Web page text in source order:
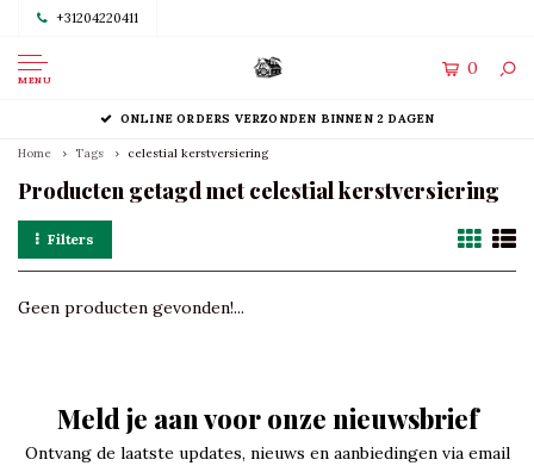
+31204220411
MENU
0
ONLINE ORDERS VERZONDEN BINNEN 2 DAGEN
Home Tags celestial kerstversiering
Producten getagd met celestial kerstversiering
Filters
Geen producten gevonden!...
Meld je aan voor onze nieuwsbrief
Ontvang de laatste updates, nieuws en aanbiedingen via email